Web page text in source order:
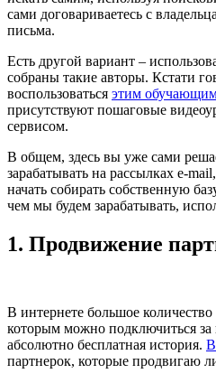
сами договариваетесь с
письма.
Есть другой вариант –
собраны такие авторы. Кстати
воспользоваться этим
присутствуют пошаговые
сервисом.
В общем, здесь вы уже сами
зарабатывать на рассылках e-
начать собирать собственную
чем мы будем зарабатывать,
1. Продвижение
В интернете большое
которым можно подключиться за
абсолютно бесплатная история.
партнерок, которые продвигаю